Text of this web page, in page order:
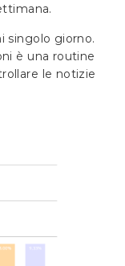
singolo giorno.
è una routine
le notizie